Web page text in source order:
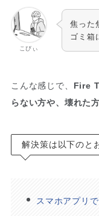
こびぃ
焦った
ゴミ箱
こんな感じで、 Fire
らない方や、壊れた
解決策は以下のと
スマホアプリ